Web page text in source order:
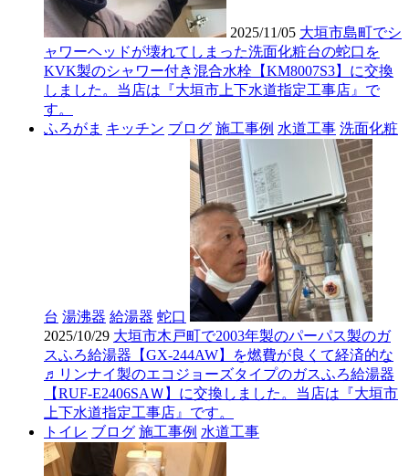
2025/11/05 大垣市島町でシ
ャワーヘッドが壊れてしまった洗面化粧台の蛇口を
KVK製のシャワー付き混合水栓【KM8007S3】に交換
しました。当店は『大垣市上下水道指定工事店』で
す。
ふろがま キッチン ブログ 施工事例 水道工事 洗面化粧
台 湯沸器 給湯器 蛇口
2025/10/29 大垣市木戸町で2003年製のパーパス製のガ
スふろ給湯器【GX-244AW】を燃費が良くて経済的な
♬リンナイ製のエコジョーズタイプのガスふろ給湯器
【RUF-E2406SAＷ】に交換しました。当店は『大垣市
上下水道指定工事店』です。
トイレ ブログ 施工事例 水道工事